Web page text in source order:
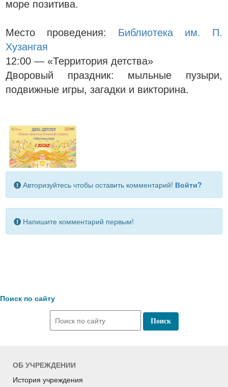
море позитива.
Место проведения: Библиотека им. П.
Хузангая
12:00 — «Территория детства»
Дворовый праздник: мыльные пузыри,
подвижные игры, загадки и викторина.
Авторизуйтесь чтобы оставить комментарий! Войти?
Напишите комментарий первым!
Поиск по сайту
ОБ УЧРЕЖДЕНИИ
История учреждения